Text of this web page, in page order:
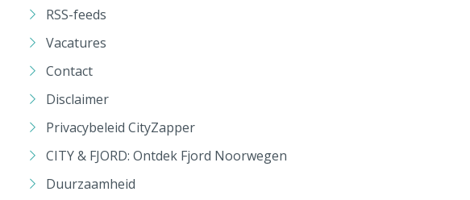
RSS-feeds
Vacatures
Contact
Disclaimer
Privacybeleid CityZapper
CITY & FJORD: Ontdek Fjord Noorwegen
Duurzaamheid